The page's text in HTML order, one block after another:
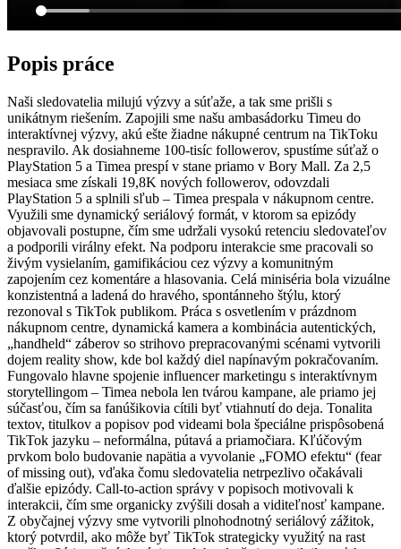
Popis práce
Naši sledovatelia milujú výzvy a súťaže, a tak sme prišli s
unikátnym riešením. Zapojili sme našu ambasádorku Timeu do
interaktívnej výzvy, akú ešte žiadne nákupné centrum na TikToku
nespravilo. Ak dosiahneme 100-tisíc followerov, spustíme súťaž o
PlayStation 5 a Timea prespí v stane priamo v Bory Mall. Za 2,5
mesiaca sme získali 19,8K nových followerov, odovzdali
PlayStation 5 a splnili sľub – Timea prespala v nákupnom centre.
Využili sme dynamický seriálový formát, v ktorom sa epizódy
objavovali postupne, čím sme udržali vysokú retenciu sledovateľov
a podporili virálny efekt. Na podporu interakcie sme pracovali so
živým vysielaním, gamifikáciou cez výzvy a komunitným
zapojením cez komentáre a hlasovania. Celá miniséria bola vizuálne
konzistentná a ladená do hravého, spontánneho štýlu, ktorý
rezonoval s TikTok publikom. Práca s osvetlením v prázdnom
nákupnom centre, dynamická kamera a kombinácia autentických,
„handheld“ záberov so strihovo prepracovanými scénami vytvorili
dojem reality show, kde bol každý diel napínavým pokračovaním.
Fungovalo hlavne spojenie influencer marketingu s interaktívnym
storytellingom – Timea nebola len tvárou kampane, ale priamo jej
súčasťou, čím sa fanúšikovia cítili byť vtiahnutí do deja. Tonalita
textov, titulkov a popisov pod videami bola špeciálne prispôsobená
TikTok jazyku – neformálna, pútavá a priamočiara. Kľúčovým
prvkom bolo budovanie napätia a vyvolanie „FOMO efektu“ (fear
of missing out), vďaka čomu sledovatelia netrpezlivo očakávali
ďalšie epizódy. Call-to-action správy v popisoch motivovali k
interakcii, čím sme organicky zvýšili dosah a viditeľnosť kampane.
Z obyčajnej výzvy sme vytvorili plnohodnotný seriálový zážitok,
ktorý potvrdil, ako môže byť TikTok strategicky využitý na rast